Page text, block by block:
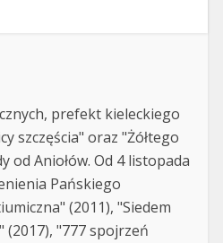
prefekt kieleckiego
szczęścia" oraz "Żółtego
od Aniołów. Od 4 listopada
Pańskiego
(2011), "Siedem
"777 spojrzeń